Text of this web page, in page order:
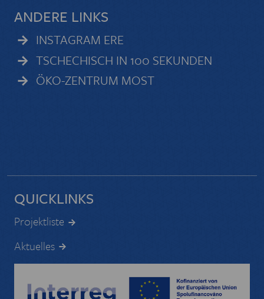
ANDERE LINKS
INSTAGRAM ERE
TSCHECHISCH IN 100 SEKUNDEN
ÖKO-ZENTRUM MOST
QUICKLINKS
Projektliste
Aktuelles